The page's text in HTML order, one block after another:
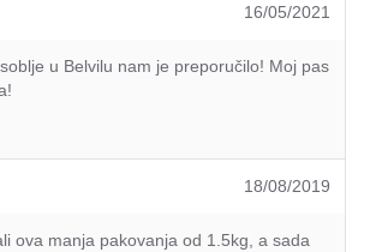
16/05/2021
u Belvilu nam je preporučilo! Moj pas
18/08/2019
ova manja pakovanja od 1.5kg, a sada